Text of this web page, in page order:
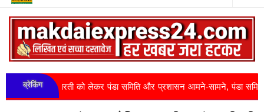
ब्रेकिंग
आरती को लेकर पंडा समिति और प्रशासन आमने-सामने, पंडा समिति ने किया जल